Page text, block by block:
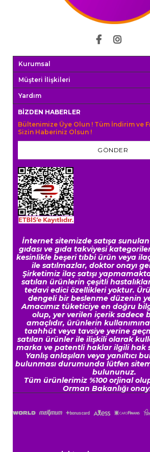
Kurumsal
Müşteri İlişkileri
Yardım
BIZDEN HABERLER
Bültenimize Üye Olun ! Tüm İndirim ve
Sizin Haberiniz Olsun !
GÖNDER
İnternet sitemizde satışa
gıdası ve gıda takviyesi
kesinlikle beşeri tıbbi ürün veya
ile satılmazlar, doktor onayı
Şirketimiz ilaç satışı
satılan ürünlerin çeşitli
tedavi edici özellikleri yoktur.
dengeli bir beslenme düzenin
Amacımız tüketiciye en doğru
olup, yer verilen içerik sadece
amaçlıdır, ürünlerin
taahhüt veya tavsiye yerine
satılan ürünler ile ilişkili olarak
marka ve patentli haklar ilgili hak
Yanlış anlaşılan veya yanıltıcı
bulunması durumunda lütfen
bulununuz.
Tüm ürünlerimiz %100 orjinal
Orman Bakanlığı